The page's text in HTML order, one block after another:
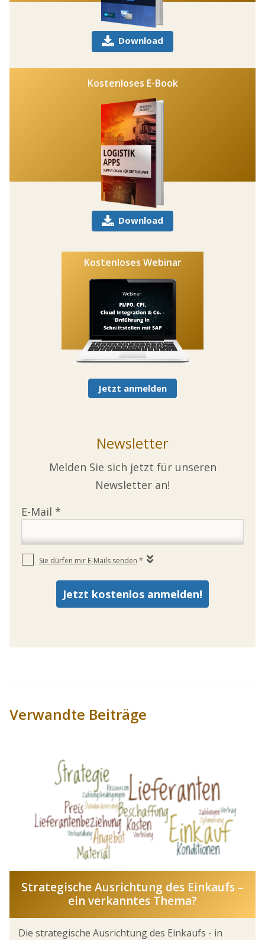
Download
Kostenloses E-Book
Download
Kostenloses Webinar
Jetzt anmelden
Newsletter
Melden Sie sich jetzt für unseren
Newsletter an!
Verwandte Beiträge
Strategische Ausrichtung des Einkaufs –
ein verkanntes Thema?
Die strategische Ausrichtung des Einkaufs - in